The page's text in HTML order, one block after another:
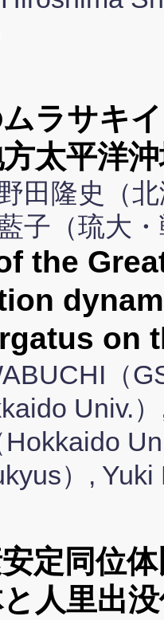
ラサキ
太平洋
田隆史（
子（琉大
the
on
（
Univ.
）,
定同位
人里出